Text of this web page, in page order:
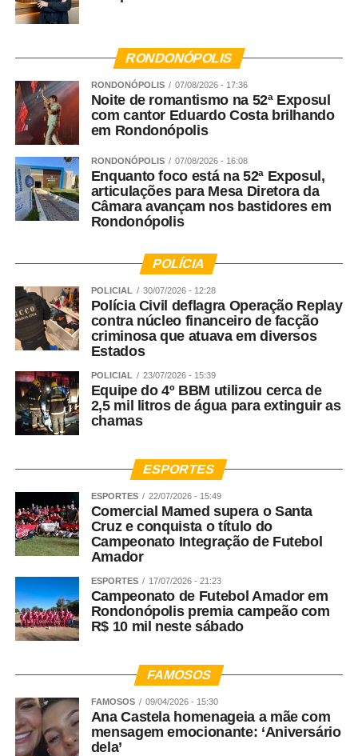
RONDONÓPOLIS
RONDONÓPOLIS 07/08/2026 - 17:36
Noite de romantismo na 52ª Exposul
com cantor Eduardo Costa brilhando
em Rondonópolis
RONDONÓPOLIS 07/08/2026 - 16:08
Enquanto foco está na 52ª Exposul,
articulações para Mesa Diretora da
Câmara avançam nos bastidores em
Rondonópolis
POLÍCIA
POLICIAL 30/07/2026 - 12:28
Polícia Civil deflagra Operação Replay
contra núcleo financeiro de facção
criminosa que atuava em diversos
Estados
POLICIAL 23/07/2026 - 15:39
Equipe do 4º BBM utilizou cerca de
2,5 mil litros de água para extinguir as
chamas
ESPORTES
ESPORTES 22/07/2026 - 15:49
Comercial Mamed supera o Santa
Cruz e conquista o título do
Campeonato Integração de Futebol
Amador
ESPORTES 17/07/2026 - 21:23
Campeonato de Futebol Amador em
Rondonópolis premia campeão com
R$ 10 mil neste sábado
FAMOSOS
FAMOSOS 09/04/2026 - 15:30
Ana Castela homenageia a mãe com
mensagem emocionante: ‘Aniversário
dela’